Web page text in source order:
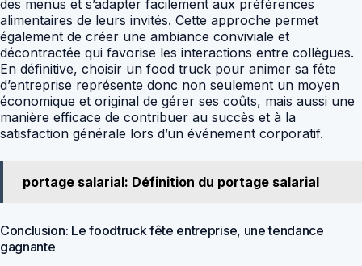
des menus et s’adapter facilement aux préférences
alimentaires de leurs invités. Cette approche permet
également de créer une ambiance conviviale et
décontractée qui favorise les interactions entre collègues.
En définitive, choisir un food truck pour animer sa fête
d’entreprise représente donc non seulement un moyen
économique et original de gérer ses coûts, mais aussi une
manière efficace de contribuer au succès et à la
satisfaction générale lors d’un événement corporatif.
portage salarial: Définition du portage salarial
Conclusion: Le foodtruck fête entreprise, une tendance
gagnante